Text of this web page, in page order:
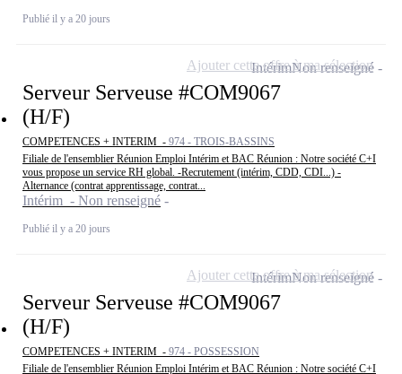
Publié il y a 20 jours
Serveur Serveuse #COM9067
(H/F)
COMPETENCES + INTERIM - 974 - TROIS-BASSINS
Filiale de l'ensemblier Réunion Emploi Intérim et BAC Réunion : Notre société C+I
vous propose un service RH global. -Recrutement (intérim, CDD, CDI...) -
Alternance (contrat apprentissage, contrat...
Intérim - Non renseigné
Publié il y a 20 jours
IntérimNon renseigné
Ajouter cette offre à ma sélection
Serveur Serveuse #COM9067
(H/F)
COMPETENCES + INTERIM - 974 - POSSESSION
Filiale de l'ensemblier Réunion Emploi Intérim et BAC Réunion : Notre société C+I
IntérimNon renseigné
Ajouter cette offre à ma sélection